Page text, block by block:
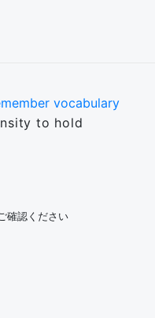
vocabulary
to hold
確認ください